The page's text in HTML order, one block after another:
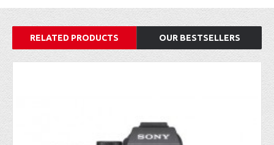
RELATED PRODUCTS OUR BESTSELLERS